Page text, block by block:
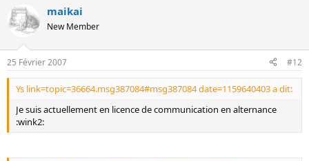
maikai
New Member
25 Février 2007 #12
Ys link=topic=36664.msg387084#msg387084 date=1159640403 a dit:
Je suis actuellement en licence de communication en alternance
:wink2: